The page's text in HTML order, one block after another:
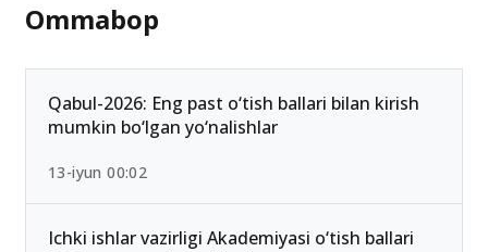
Ommabop
Qabul-2026: Eng past o‘tish ballari bilan kirish
mumkin bo‘lgan yo‘nalishlar
13-iyun 00:02
Ichki ishlar vazirligi Akademiyasi o‘tish ballari